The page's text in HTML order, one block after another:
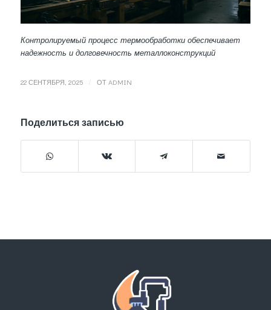
Контролируемый процесс термообработки обеспечивает
надежность и долговечность металлоконструкций
22 СЕНТЯБРЯ, 2025 ОТ ADMIN
Поделиться записью